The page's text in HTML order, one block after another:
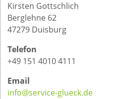
Kirsten Gottschlich
Ber­gleh­ne 62
47279 Duis­burg
Te­le­fon
+49 151 4010 4111
Email
info@service-glueck.de